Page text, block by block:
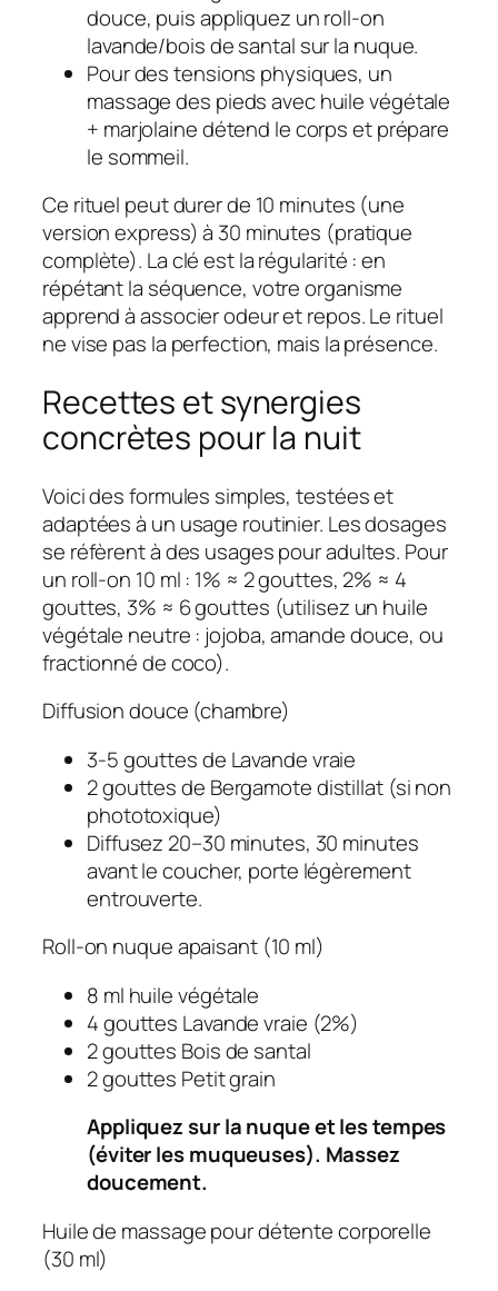
douce, puis appliquez un roll‑on
lavande/bois de santal sur la nuque.
Pour des tensions physiques, un
massage des pieds avec huile végétale
+ marjolaine détend le corps et prépare
le sommeil.
Ce rituel peut durer de 10 minutes (une
version express) à 30 minutes (pratique
complète). La clé est la régularité : en
répétant la séquence, votre organisme
apprend à associer odeur et repos. Le rituel
ne vise pas la perfection, mais la présence.
Recettes et synergies
concrètes pour la nuit
Voici des formules simples, testées et
adaptées à un usage routinier. Les dosages
se réfèrent à des usages pour adultes. Pour
un roll‑on 10 ml : 1% ≈ 2 gouttes, 2% ≈ 4
gouttes, 3% ≈ 6 gouttes (utilisez un huile
végétale neutre : jojoba, amande douce, ou
fractionné de coco).
Diffusion douce (chambre)
3‑5 gouttes de Lavande vraie
2 gouttes de Bergamote distillat(si non
phototoxique)
Diffusez 20–30 minutes, 30 minutes
avant le coucher, porte légèrement
entrouverte.
Roll‑on nuque apaisant (10 ml)
8 ml huile végétale
4 gouttes Lavande vraie (2%)
2 gouttes Bois de santal
2 gouttes Petit grain
Appliquez sur la nuque et les tempes
(éviter les muqueuses). Massez
doucement.
Huile de massage pour détente corporelle
(30 ml)